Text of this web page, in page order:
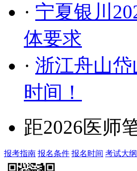
· 宁夏银川
体要求
· 浙江舟山
时间！
距2026医师
报考指南 报名条件 报名时间 考试大纲